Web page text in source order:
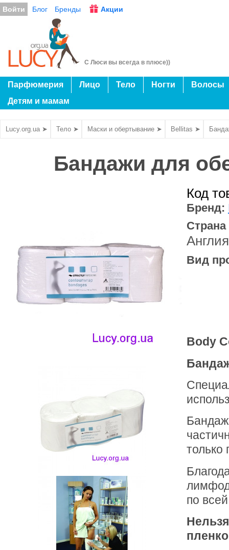
Войти Блог Бренды Акции
С Люси вы всегда в плюсе))
Парфюмерия Лицо Тело Ногти
Волосы
Детям и мамам
Lucy.org.ua ➤ Тело ➤ Маски и обертывание ➤ Bellitas ➤
Бандажи для
Код
Бренд:
Англия
Вид
Body
только
по